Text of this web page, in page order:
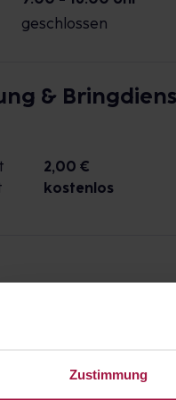
Zustimmung
geschlossen
&
2,00 €
kostenlos
werden durch die
Datenschutz